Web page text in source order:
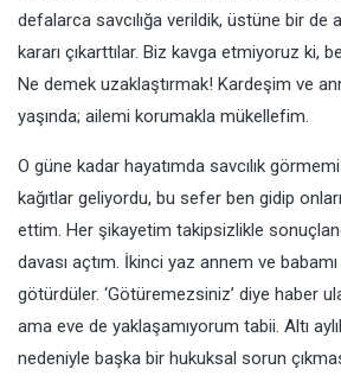
defalarca savcılığa verildik, üstüne bir de
kararı çıkarttılar. Biz kavga etmiyoruz ki,
Ne demek uzaklaştırmak! Kardeşim ve
yaşında; ailemi korumakla mükellefim.
O güne kadar hayatımda savcılık
kağıtlar geliyordu, bu sefer ben gidip
ettim. Her şikayetim takipsizlikle
davası açtım. İkinci yaz annem ve
götürdüler. ‘Götüremezsiniz’ diye haber
ama eve de yaklaşamıyorum tabii. Altı
nedeniyle başka bir hukuksal sorun